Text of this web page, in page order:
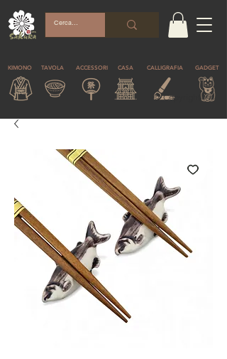
KIMONO TAVOLA ACCESSORI CASA CALLIGRAFIA GADGET
© Copyright